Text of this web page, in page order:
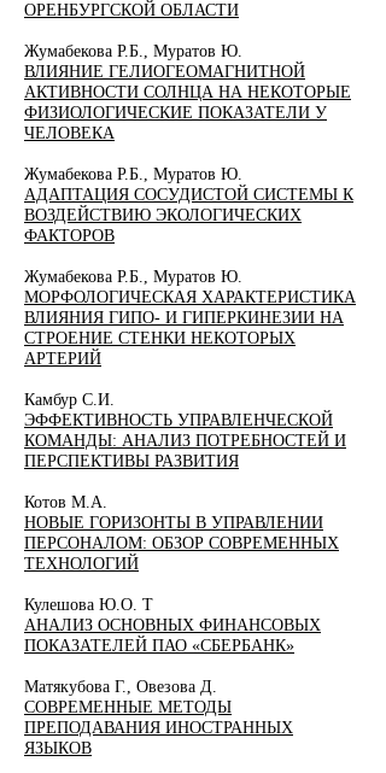
ОРЕНБУРГСКОЙ ОБЛАСТИ
Жумабекова Р.Б., Муратов Ю.
ВЛИЯНИЕ ГЕЛИОГЕОМАГНИТНОЙ
АКТИВНОСТИ СОЛНЦА НА НЕКОТОРЫЕ
ФИЗИОЛОГИЧЕСКИЕ ПОКАЗАТЕЛИ У
ЧЕЛОВЕКА
Жумабекова Р.Б., Муратов Ю.
АДАПТАЦИЯ СОСУДИСТОЙ СИСТЕМЫ К
ВОЗДЕЙСТВИЮ ЭКОЛОГИЧЕСКИХ
ФАКТОРОВ
Жумабекова Р.Б., Муратов Ю.
МОРФОЛОГИЧЕСКАЯ ХАРАКТЕРИСТИКА
ВЛИЯНИЯ ГИПО- И ГИПЕРКИНЕЗИИ НА
СТРОЕНИЕ СТЕНКИ НЕКОТОРЫХ
АРТЕРИЙ
Камбур С.И.
ЭФФЕКТИВНОСТЬ УПРАВЛЕНЧЕСКОЙ
КОМАНДЫ: АНАЛИЗ ПОТРЕБНОСТЕЙ И
ПЕРСПЕКТИВЫ РАЗВИТИЯ
Котов М.А.
НОВЫЕ ГОРИЗОНТЫ В УПРАВЛЕНИИ
ПЕРСОНАЛОМ: ОБЗОР СОВРЕМЕННЫХ
ТЕХНОЛОГИЙ
Кулешова Ю.О. Т
АНАЛИЗ ОСНОВНЫХ ФИНАНСОВЫХ
ПОКАЗАТЕЛЕЙ ПАО «СБЕРБАНК»
Матякубова Г., Овезова Д.
СОВРЕМЕННЫЕ МЕТОДЫ
ПРЕПОДАВАНИЯ ИНОСТРАННЫХ
ЯЗЫКОВ